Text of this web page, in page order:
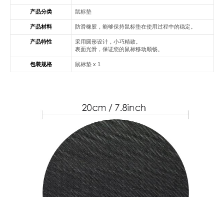
产品分类 鼠标垫
产品材料 防滑橡胶，能够保持鼠标垫在使用过程中的稳定。
产品特性
采用圆形设计，小巧精致。
表面光滑，保证您的鼠标移动顺畅。
包装规格 鼠标垫 x 1